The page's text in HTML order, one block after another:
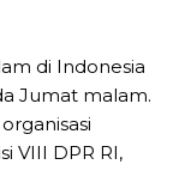
di Indonesia
Jumat malam.
VIII DPR RI,